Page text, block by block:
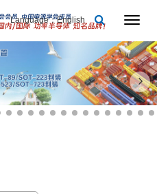
Language：English